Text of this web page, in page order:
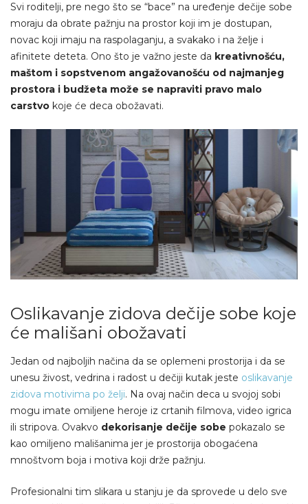
Svi roditelji, pre nego što se “bace” na uređenje dečije sobe
moraju da obrate pažnju na prostor koji im je dostupan,
novac koji imaju na raspolaganju, a svakako i na želje i
afinitete deteta. Ono što je važno jeste da kreativnošću,
maštom i sopstvenom angažovanošću od najmanjeg
prostora i budžeta može se napraviti pravo malo
carstvo koje će deca obožavati.
Oslikavanje zidova dečije sobe koje
će mališani obožavati
Jedan od najboljih načina da se oplemeni prostorija i da se
unesu živost, vedrina i radost u dečiji kutak jeste oslikavanje
zidova motivima po želji. Na ovaj način deca u svojoj sobi
mogu imate omiljene heroje iz crtanih filmova, video igrica
ili stripova. Ovakvo dekorisanje dečije sobe pokazalo se
kao omiljeno mališanima jer je prostorija obogaćena
mnoštvom boja i motiva koji drže pažnju.
Profesionalni tim slikara u stanju je da sprovede u delo sve